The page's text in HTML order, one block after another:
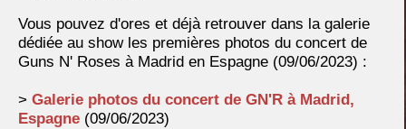
Vous pouvez d'ores et déjà retrouver dans la galerie
dédiée au show les premières photos du concert de
Guns N' Roses à Madrid en Espagne (09/06/2023) :
> Galerie photos du concert de GN'R à Madrid,
Espagne (09/06/2023)